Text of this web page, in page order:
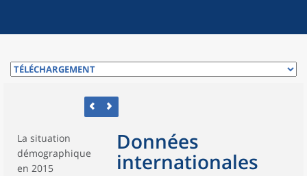
La situation
démographique
en 2015
Données
internationales